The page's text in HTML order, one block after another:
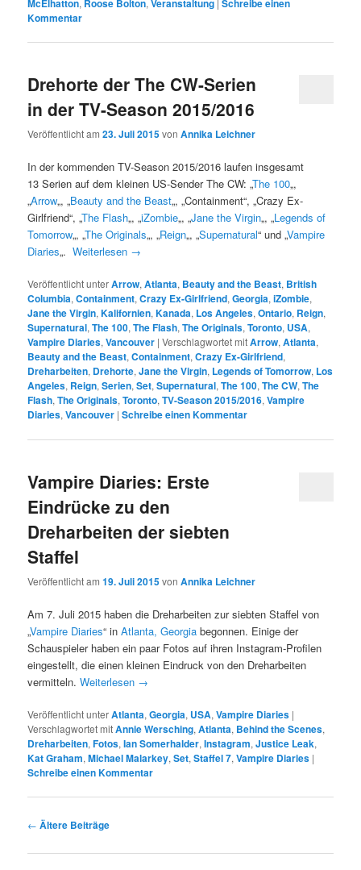
McElhatton Roose Bolton Veranstaltung Schreibe einen
Kommentar
Drehorte der The CW-Serien
in der TV-Season 2015/2016
Veröffentlicht am23. Juli 2015vonAnnika Leichner
In der kommenden TV-Season 2015/2016 laufen insgesamt
13 Serien auf dem kleinen US-Sender The CW: „The 100„,
„Arrow„, „Beauty and the Beast„, „Containment“, „Crazy Ex-
Girlfriend“, „The Flash„, „iZombie„, „Jane the Virgin„, „Legends of
Tomorrow„, „The Originals„, „Reign„, „Supernatural“ und „Vampire
Diaries„.Weiterlesen →
Veröffentlicht unterArrow,Atlanta, Beauty and the Beast, British
Columbia,Containment,Crazy Ex-Girlfriend,Georgia,iZombie,
Jane the Virgin,Kalifornien,Kanada, Los Angeles,Ontario, Reign,
Supernatural,The 100,The Flash,The Originals,Toronto, USA,
Vampire Diaries,Vancouver |Verschlagwortet mitArrow,Atlanta,
Beauty and the Beast,Containment,Crazy Ex-Girlfriend,
Dreharbeiten, Drehorte,Jane the Virgin, Legends of Tomorrow, Los
Angeles, Reign,Serien,Set,Supernatural,The 100,The CW,The
Flash,The Originals,Toronto,TV-Season 2015/2016,Vampire
Diaries,Vancouver |Schreibe einen Kommentar
Vampire Diaries: Erste
Eindrücke zu den
Dreharbeiten der siebten
Staffel
Veröffentlicht am19. Juli 2015vonAnnika Leichner
Am 7. Juli 2015 haben die Dreharbeiten zur siebten Staffel von
„Vampire Diaries“ inAtlanta, Georgia begonnen. Einige der
Schauspieler haben ein paar Fotos auf ihren Instagram-Profilen
eingestellt, die einen kleinen Eindruck von den Dreharbeiten
vermitteln.Weiterlesen →
Veröffentlicht unterAtlanta,Georgia, USA,Vampire Diaries |
Verschlagwortet mitAnnie Wersching,Atlanta, Behind the Scenes,
Dreharbeiten,Fotos,Ian Somerhalder,Instagram,Justice Leak,
Kat Graham,Michael Malarkey,Set,Staffel 7,Vampire Diaries |
Schreibe einen Kommentar
Beitrags-
← Ältere Beiträge